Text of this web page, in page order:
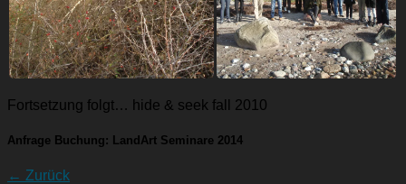
Fortsetzung folgt… hide & seek fall 2010
Anfrage Buchung: LandArt Seminare 2014
← Zurück